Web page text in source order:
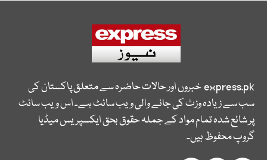
express.pkخبروں اور حالات حاضرہ سے متعلق پاکستان کی
سب سے زیادہ وزٹ کی جانے والی ویب سائٹ ہے۔ اس ویب سائٹ
پر شائع شدہ تمام مواد کے جملہ حقوق بحق ایکسپریس میڈیا
گروپ محفوظ ہیں۔